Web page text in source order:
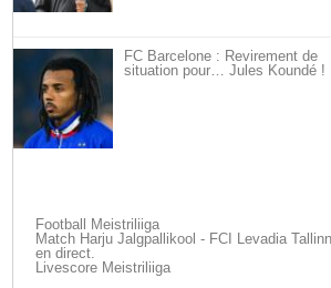
FC Barcelone : Revirement de
situation pour… Jules Koundé !
Football Meistriliiga
Match Harju Jalgpallikool - FCI Levadia Tallinn
en direct.
Livescore Meistriliiga